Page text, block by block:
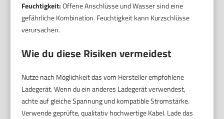
Feuchtigkeit:Offene Anschlüsse und Wasser sind eine
gefährliche Kombination. Feuchtigkeit kann Kurzschlüsse
verursachen.
Wie du diese Risiken vermeidest
Nutze nach Möglichkeit das vom Hersteller empfohlene
Ladegerät. Wenn du ein anderes Ladegerät verwendest,
achte auf gleiche Spannung und kompatible Stromstärke.
Verwende geprüfte, qualitativ hochwertige Kabel. Lade das